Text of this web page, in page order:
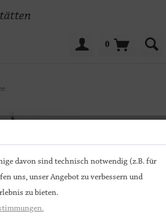
0
davon sind technisch notwendig (z.B. für
uns, unser Angebot zu verbessern und
zu bieten.